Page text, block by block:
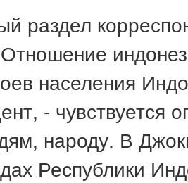
раздел
населения
-
народу. В
Республики